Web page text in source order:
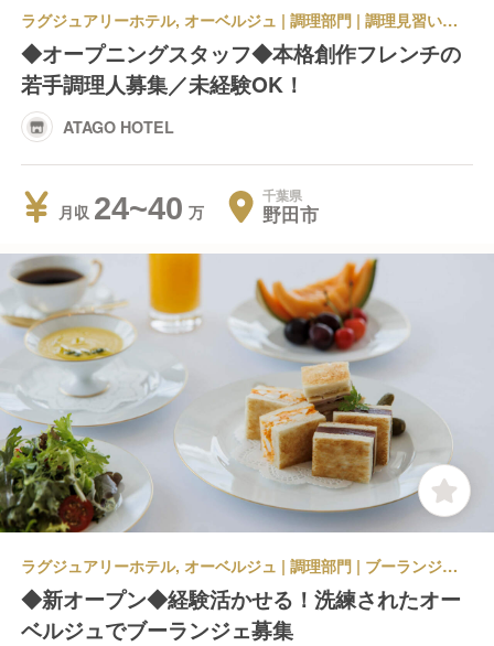
ラグジュアリーホテル, オーベルジュ | 調理部門 | 調理見習い・調理補助 | ATAGO HOTEL
◆オープニングスタッフ◆本格創作フレンチの
若手調理人募集／未経験OK！
ATAGO HOTEL
月収 24~40 千葉県
野田市
ラグジュアリーホテル, オーベルジュ | 調理部門 | ブーランジェ・ベーカー | ATAGO HOTEL
◆新オープン◆経験活かせる！洗練されたオー
ベルジュでブーランジェ募集